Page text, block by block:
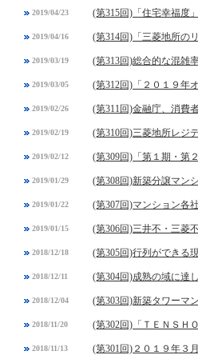
2019/04/23 (第315回)「住宅幸福度
2019/04/16 (第314回)「三菱地所の
2019/03/19 (第313回)総合的な混雑
2019/03/05 (第312回)「２０１９年
2019/02/26 (第311回)金融庁、消費
2019/02/19 (第310回)三菱地所レジ
2019/02/12 (第309回)「第１期・第
2019/01/29 (第308回)新築分譲マン
2019/01/22 (第307回)マンション各
2019/01/15 (第306回)三井不・三菱
2018/12/18 (第305回)行列ができる
2018/12/11 (第304回)成熟の域に達
2018/12/04 (第303回)新築タワーマ
2018/11/20 (第302回)「ＴＥＮＳＨ
2018/11/13 (第301回)２０１９年３